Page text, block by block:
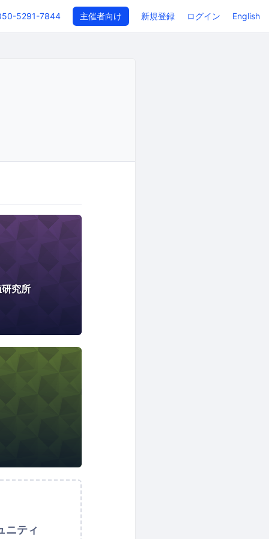
5291-7844 主催者向け 新規登録 ログイン English
究所
ニティ